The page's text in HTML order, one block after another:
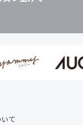
て